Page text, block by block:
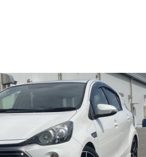
ス トップ
メニュー
・点検・整備予約
報